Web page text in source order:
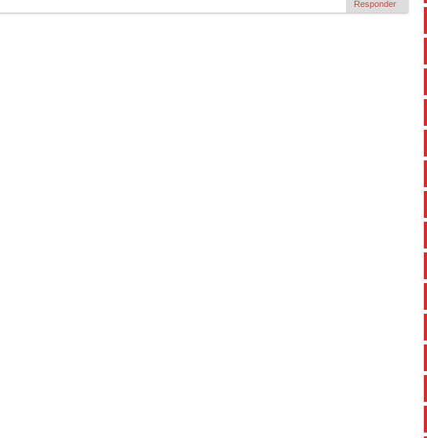
Responder